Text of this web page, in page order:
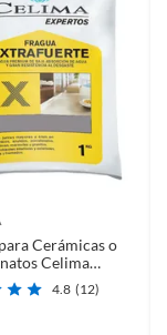
Cerámicas o
Celima
4.8 (12)